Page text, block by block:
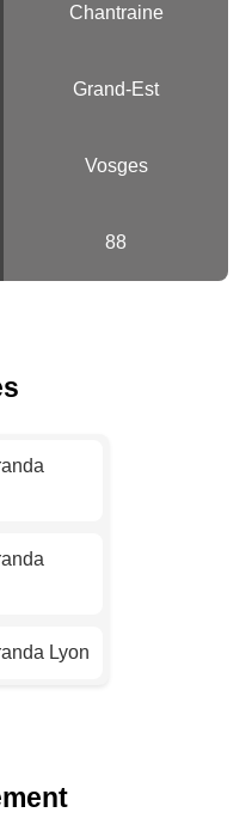
Chantraine
Grand-Est
Vosges
88
Lyon
Nice